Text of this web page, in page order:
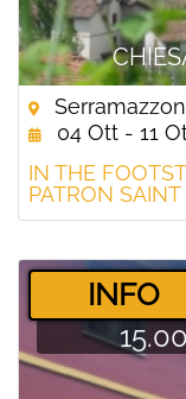
04 Ott - 11
IN THE
PATRON
­INFO